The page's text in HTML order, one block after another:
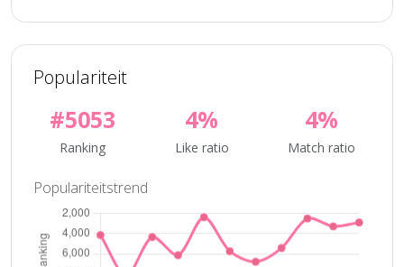
Populariteit
#5053
Ranking
4%
Like ratio
4%
Match ratio
Populariteitstrend